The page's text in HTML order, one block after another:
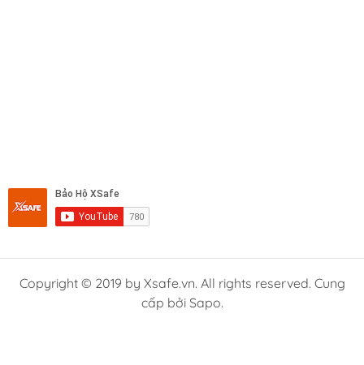
Copyright © 2019 by Xsafe.vn. All rights reserved. Cung
cấp bởi Sapo.